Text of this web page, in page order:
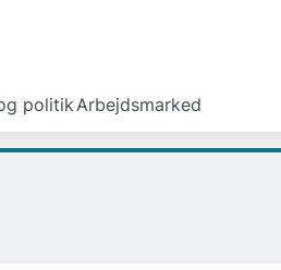
politikArbejdsmarked